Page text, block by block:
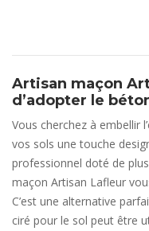
Artisan maçon
d’adopter le
Vous cherchez à embellir
vos sols une touche
professionnel doté de
maçon Artisan Lafleur
C’est une alternative
ciré pour le sol peut être